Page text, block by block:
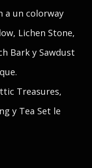
a un colorway
Lichen Stone,
Bark y Sawdust
Treasures,
y Tea Set le